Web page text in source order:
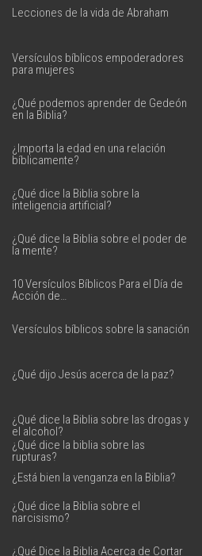
Lecciones de la vida de Abraham
Versículos bíblicos empoderadores
para mujeres
¿Qué podemos aprender de Gedeón
en la Biblia?
¿Importa la edad en una relación
bíblicamente?
¿Qué dice la Biblia sobre la
inteligencia artificial?
¿Qué dice la Biblia sobre el poder de
la mente?
10 Versículos Bíblicos Para el Día de
Acción de…
Versículos bíblicos sobre la sanación
¿Qué dijo Jesús acerca de la paz?
¿Qué dice la Biblia sobre las drogas y
el alcohol?
¿Qué dice la biblia sobre las
rupturas?
¿Está bien la venganza en la Biblia?
¿Qué dice la Biblia sobre el
narcisismo?
¿Qué Dice la Biblia Acerca de Cortar